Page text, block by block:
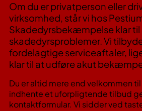
Om du er privatperson eller
virksomhed, står vi hos
Skadedyrsbekæmpelse klar til
skadedyrsproblemer. Vi
fordelagtige serviceaftaler,
klar til at udføre akut
Du er altid mere end velkommen
indhente et uforpligtende tilbud
kontaktformular. Vi sidder ved